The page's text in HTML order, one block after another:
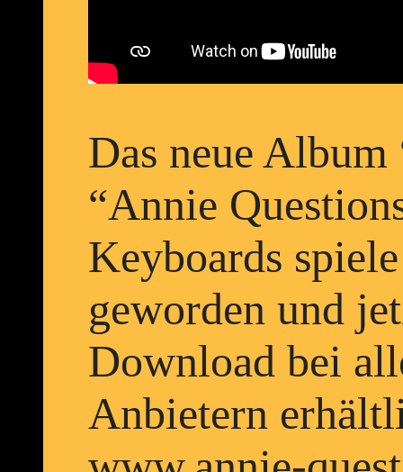
Das neue Album
“Annie
Keyboards
geworden und
Download bei
Anbietern